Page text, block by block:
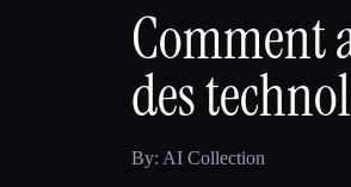
Comment
des
By: AI Collection